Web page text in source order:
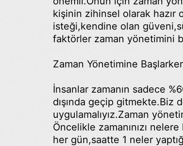
kişinin zihinsel olarak hazır
isteği,kendine olan
faktörler zaman yönetimini
Zaman Yönetimine
İnsanlar zamanın sadece
dışında geçip gitmekte.Biz
uygulamalıyız.Zaman
Öncelikle zamanınızı
her gün,saatte 1 neler